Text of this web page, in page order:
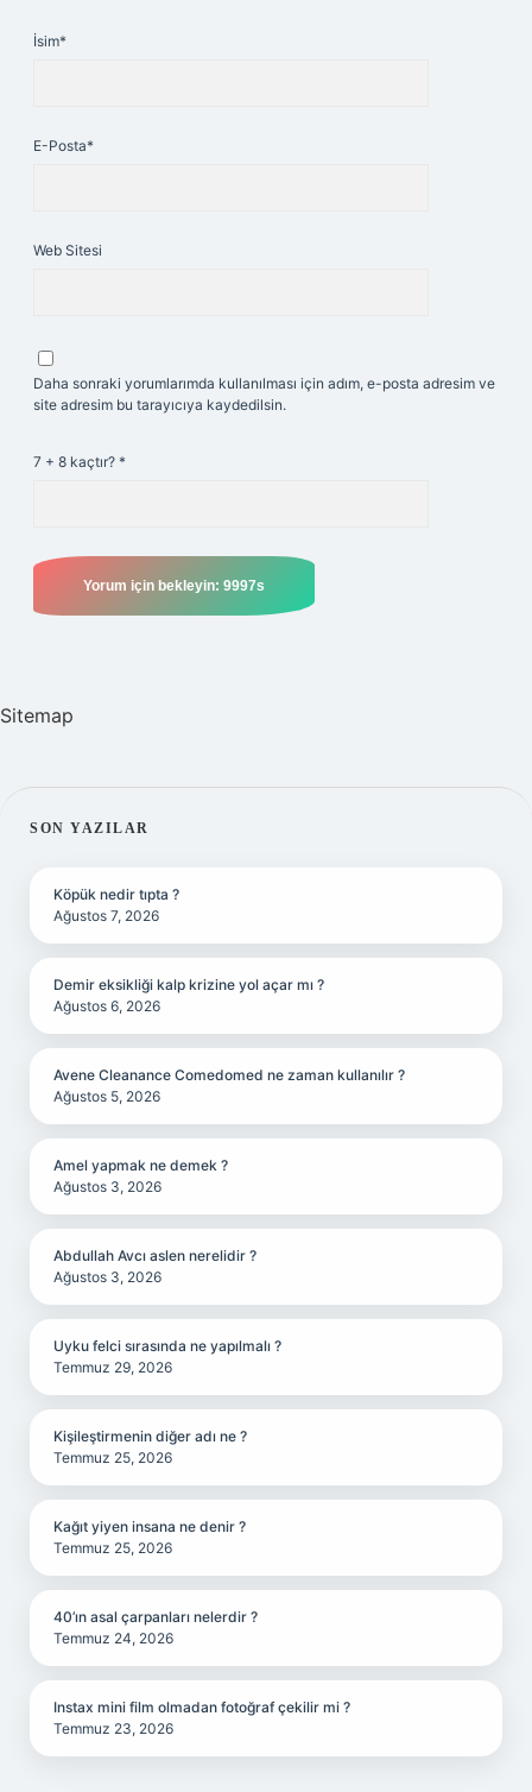
İsim*
E-Posta*
Web Sitesi
Daha sonraki yorumlarımda kullanılması için adım, e-posta adresim ve
site adresim bu tarayıcıya kaydedilsin.
7 + 8 kaçtır? *
Sitemap
SIDEBAR
SON YAZILAR
Köpük nedir tıpta ?
Ağustos 7, 2026
Demir eksikliği kalp krizine yol açar mı ?
Ağustos 6, 2026
Avene Cleanance Comedomed ne zaman kullanılır ?
Ağustos 5, 2026
Amel yapmak ne demek ?
Ağustos 3, 2026
Abdullah Avcı aslen nerelidir ?
Ağustos 3, 2026
Uyku felci sırasında ne yapılmalı ?
Temmuz 29, 2026
Kişileştirmenin diğer adı ne ?
Temmuz 25, 2026
Kağıt yiyen insana ne denir ?
Temmuz 25, 2026
40’ın asal çarpanları nelerdir ?
Temmuz 24, 2026
Instax mini film olmadan fotoğraf çekilir mi ?
Temmuz 23, 2026